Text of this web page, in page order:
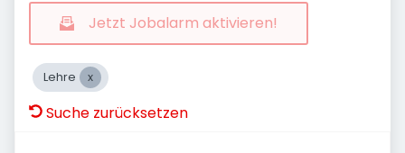
Jetzt Jobalarm aktivieren!
Lehre
Suche zurücksetzen